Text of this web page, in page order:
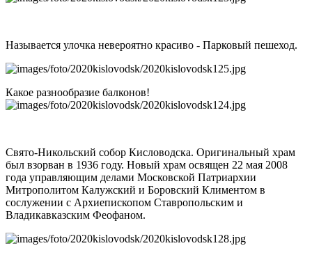
Называется улочка невероятно красиво - Парковый пешеход.
Какое разнообразие балконов!
Свято-Никольский собор Кисловодска. Оригинальный храм
был взорван в 1936 году. Новый храм освящен 22 мая 2008
года управляющим делами Московской Патриархии
Митрополитом Калужский и Боровский Климентом в
сослужении с Архиепископом Ставропольским и
Владикавказским Феофаном.